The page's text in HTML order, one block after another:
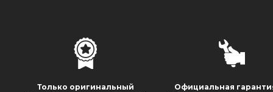
Только оригинальный
Официальная